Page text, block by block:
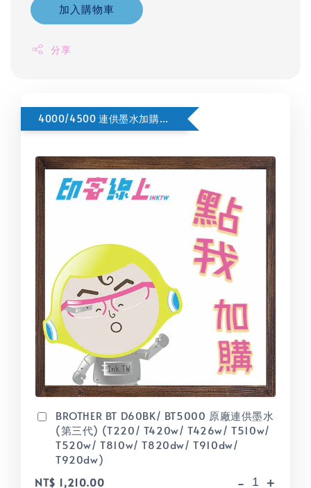
加入購物車
分享
4000/4500 連供墨水加購按這裡
BROTHER BT D60BK/ BT5000 原廠連供墨水
(第三代) (T220/ T420w/ T426w/ T510w/
T520w/ T810w/ T820dw/ T910dw/
T920dw)
NT$ 1,210.00
- +